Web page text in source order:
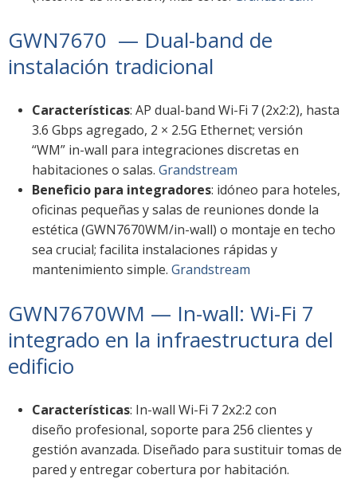
GWN7670 — Dual-band de
instalación tradicional
Características: AP dual-band Wi-Fi 7 (2x2:2), hasta
3.6 Gbps agregado, 2 × 2.5G Ethernet; versión
“WM” in-wall para integraciones discretas en
habitaciones o salas. Grandstream
Beneficio para integradores: idóneo para hoteles,
oficinas pequeñas y salas de reuniones donde la
estética (GWN7670WM/in-wall) o montaje en techo
sea crucial; facilita instalaciones rápidas y
mantenimiento simple. Grandstream
GWN7670WM — In-wall: Wi-Fi 7
integrado en la infraestructura del
edificio
Características: In-wall Wi-Fi 7 2x2:2 con
diseño profesional, soporte para 256 clientes y
gestión avanzada. Diseñado para sustituir tomas de
pared y entregar cobertura por habitación.